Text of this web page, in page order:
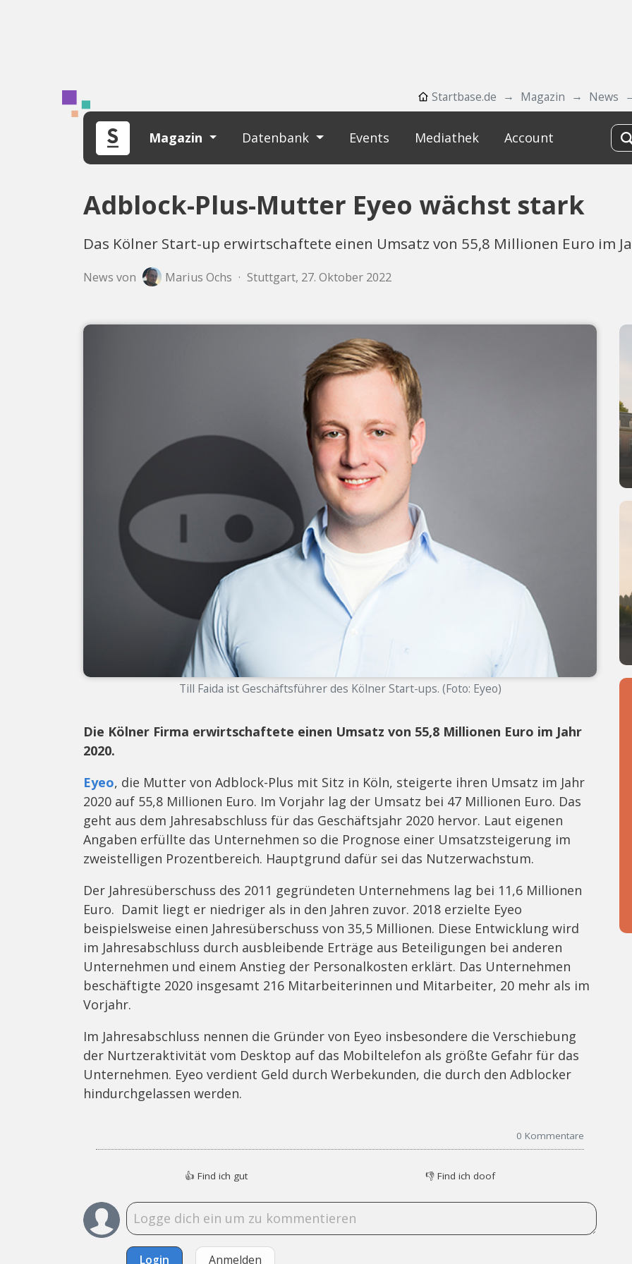
Startbase.de Magazin News
Magazin Datenbank Events Mediathek Account
Adblock-Plus-Mutter Eyeo wächst stark
Das Kölner Start-up erwirtschaftete einen Umsatz von 55,8 Millionen Euro im
News von Marius Ochs · Stuttgart, 27. Oktober 2022
Till Faida ist Geschäftsführer des Kölner Start-ups. (Foto: Eyeo)
Die Kölner Firma erwirtschaftete einen Umsatz von 55,8 Millionen Euro im Jahr
2020.
Eyeo, die Mutter von Adblock-Plus mit Sitz in Köln, steigerte ihren Umsatz im Jahr
2020 auf 55,8 Millionen Euro. Im Vorjahr lag der Umsatz bei 47 Millionen Euro. Das
geht aus dem Jahresabschluss für das Geschäftsjahr 2020 hervor. Laut eigenen
Angaben erfüllte das Unternehmen so die Prognose einer Umsatzsteigerung im
zweistelligen Prozentbereich. Hauptgrund dafür sei das Nutzerwachstum.
Der Jahresüberschuss des 2011 gegründeten Unternehmens lag bei 11,6 Millionen
Euro. Damit liegt er niedriger als in den Jahren zuvor. 2018 erzielte Eyeo
beispielsweise einen Jahresüberschuss von 35,5 Millionen. Diese Entwicklung wird
im Jahresabschluss durch ausbleibende Erträge aus Beteiligungen bei anderen
Unternehmen und einem Anstieg der Personalkosten erklärt. Das Unternehmen
beschäftigte 2020 insgesamt 216 Mitarbeiterinnen und Mitarbeiter, 20 mehr als im
Vorjahr.
Im Jahresabschluss nennen die Gründer von Eyeo insbesondere die Verschiebung
der Nurtzeraktivität vom Desktop auf das Mobiltelefon als größte Gefahr für das
Unternehmen. Eyeo verdient Geld durch Werbekunden, die durch den Adblocker
hindurchgelassen werden.
0 Kommentare
👍 Find ich gut 👎 Find ich doof
Login Anmelden